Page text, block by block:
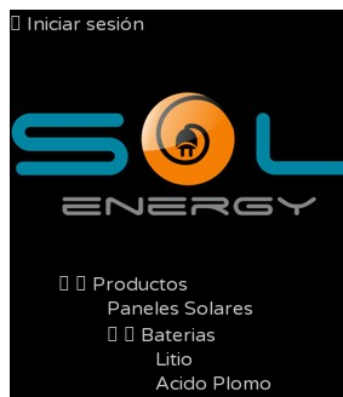
 Iniciar sesión
  Productos
Paneles Solares
  Baterias
Litio
Acido Plomo